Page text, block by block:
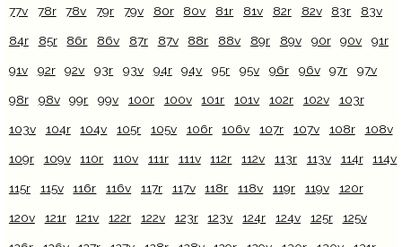
77v 78r 78v 79r 79v 80r 80v 81r 81v 82r 82v 83r 83v
84r 85r 86r 86v 87r 87v 88r 88v 89r 89v 90r 90v 91r
91v 92r 92v 93r 93v 94r 94v 95r 95v 96r 96v 97r 97v
98r 98v 99r 99v 100r 100v 101r 101v 102r 102v 103r
103v 104r 104v 105r 105v 106r 106v 107r 107v 108r 108v
109r 109v 110r 110v 111r 111v 112r 112v 113r 113v 114r 114v
115r 115v 116r 116v 117r 117v 118r 118v 119r 119v 120r
120v 121r 121v 122r 122v 123r 123v 124r 124v 125r 125v